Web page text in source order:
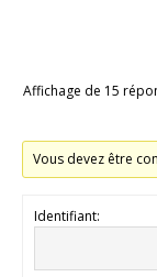
Affichage de 15
Vous devez être
Identifiant: